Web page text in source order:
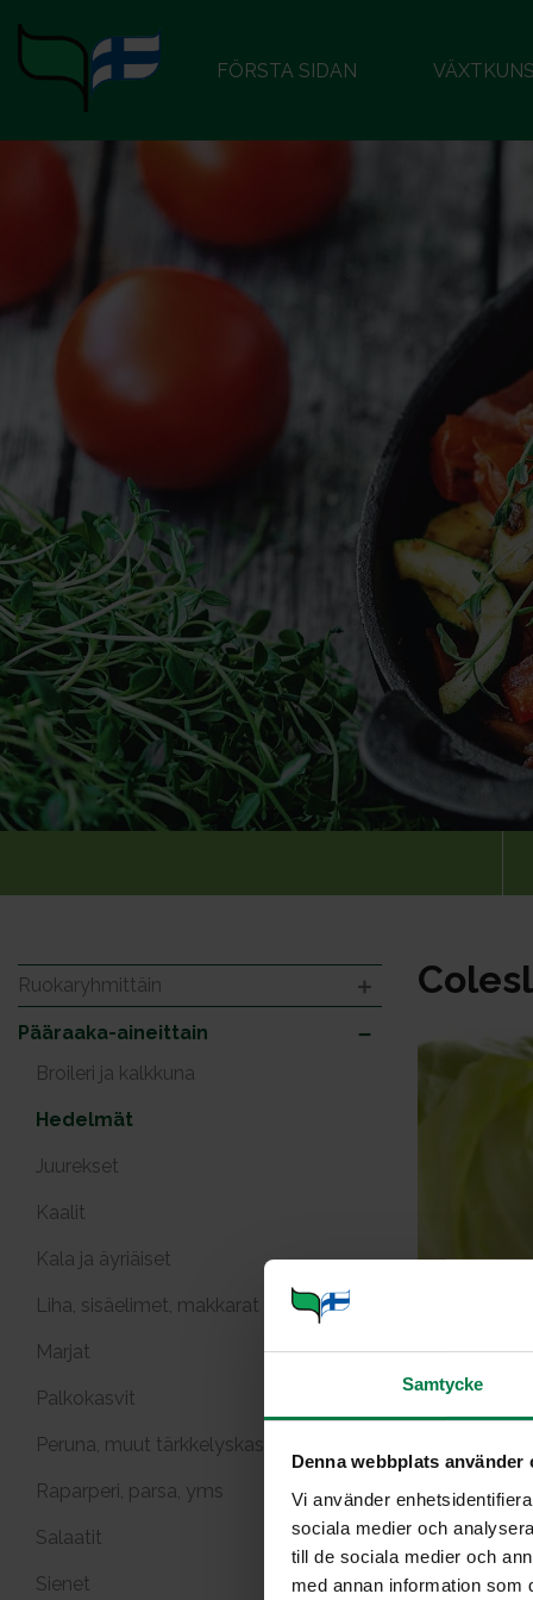
Samtycke
Denna webbplats använder
Vi använder
sociala medier och
till de sociala medier och
med annan information som
FÖRSTA SIDAN
Ruokaryhmittäin
Pääraaka-aineittain
Broileri ja kalkkuna
Hedelmät
Juurekset
Kaalit
Kala ja äyriäiset
Liha, sisäelimet, makkarat
Marjat
Palkokasvit
Peruna, muut tärkkelyskasvit
Raparperi, parsa, yms
Salaatit
Sienet Portioner